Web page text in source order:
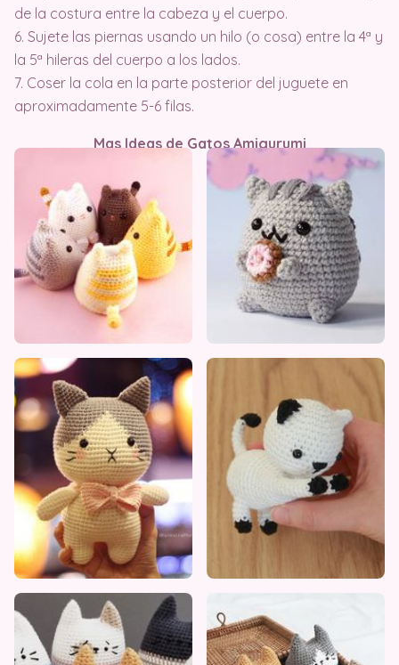
de la costura entre la cabeza y el cuerpo.
6. Sujete las piernas usando un hilo (o cosa) entre la 4ª y
la 5ª hileras del cuerpo a los lados.
7. Coser la cola en la parte posterior del juguete en
aproximadamente 5-6 filas.
Mas Ideas de Gatos Amigurumi